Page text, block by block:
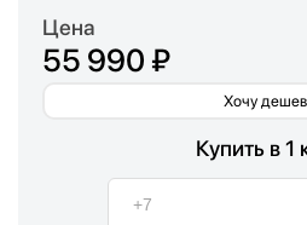
Цена
55 990 ₽
Хочу
Купить в 1